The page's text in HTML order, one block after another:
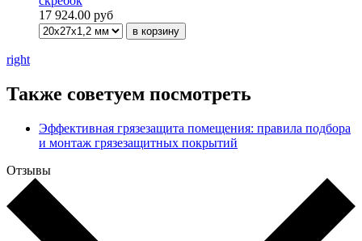
17 924.00 руб
right
Также советуем посмотреть
Эффективная грязезащита помещения: правила подбора
и монтаж грязезащитных покрытий
Отзывы